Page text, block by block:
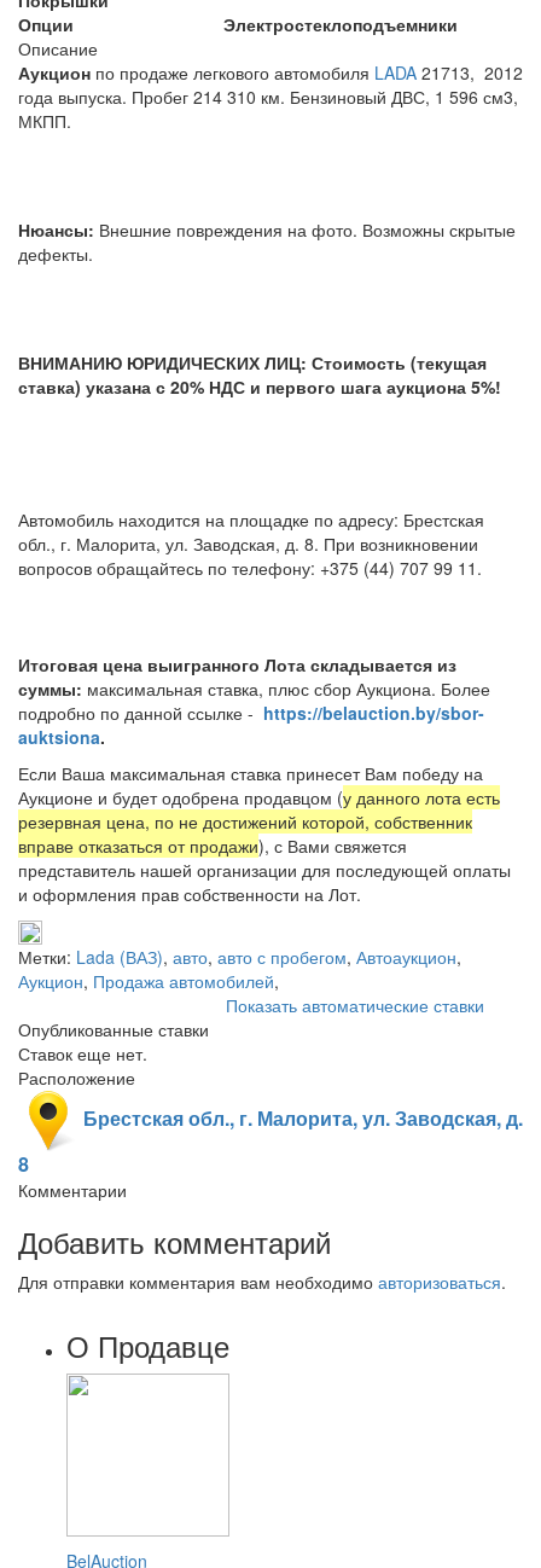
Опции
Электростеклоподъемники
Описание
Аукцион по продаже легкового автомобиля LADA 21713, 2012
года выпуска. Пробег 214 310 км. Бензиновый ДВС, 1 596 см3,
МКПП.
Нюансы: Внешние повреждения на фото. Возможны скрытые
дефекты.
ВНИМАНИЮ ЮРИДИЧЕСКИХ ЛИЦ: Стоимость (текущая
ставка) указана с 20% НДС и первого шага аукциона 5%!
Автомобиль находится на площадке по адресу: Брестская
обл., г. Малорита, ул. Заводская, д. 8. При возникновении
вопросов обращайтесь по телефону: +375 (44) 707 99 11.
Итоговая цена выигранного Лота складывается из
суммы: максимальная ставка, плюс сбор Аукциона. Более
подробно по данной ссылке - https://belauction.by/sbor-
auktsiona.
Если Ваша максимальная ставка принесет Вам победу на
Аукционе и будет одобрена продавцом (у данного лота есть
резервная цена, по не достижений которой, собственник
вправе отказаться от продажи), с Вами свяжется
представитель нашей организации для последующей оплаты
и оформления прав собственности на Лот.
Метки: Lada (ВАЗ), авто, авто с пробегом, Автоаукцион,
Аукцион, Продажа автомобилей,
Показать автоматические ставки
Опубликованные ставки
Ставок еще нет.
Расположение
Брестская обл., г. Малорита, ул. Заводская, д.
8
Комментарии
Добавить комментарий
Для отправки комментария вам необходимо авторизоваться.
О Продавце
BelAuction